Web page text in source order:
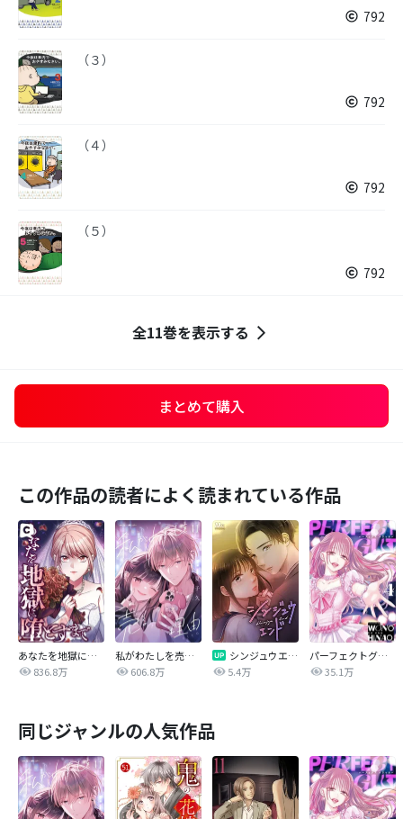
792
（３）
792
（４）
792
（５）
792
全11巻を表示する
まとめて購入
この作品の読者によく読まれている作品
あなたを地獄に堕とすまで
836.8万
私がわたしを売る理由
606.8万
シンジュウエンド【タテヨミ】
5.4万
パーフェクトグリッター
35.1万
同じジャンルの人気作品